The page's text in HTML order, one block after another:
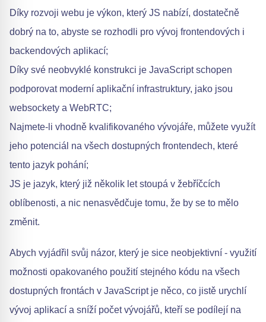
Díky rozvoji webu je výkon, který JS nabízí, dostatečně
dobrý na to, abyste se rozhodli pro vývoj frontendových i
backendových aplikací;
Díky své neobvyklé konstrukci je JavaScript schopen
podporovat moderní aplikační infrastruktury, jako jsou
websockety a WebRTC;
Najmete-li vhodně kvalifikovaného vývojáře, můžete využít
jeho potenciál na všech dostupných frontendech, které
tento jazyk pohání;
JS je jazyk, který již několik let stoupá v žebříčcích
oblíbenosti, a nic nenasvědčuje tomu, že by se to mělo
změnit.
Abych vyjádřil svůj názor, který je sice neobjektivní - využití
možnosti opakovaného použití stejného kódu na všech
dostupných frontách v JavaScript je něco, co jistě urychlí
vývoj aplikací a sníží počet vývojářů, kteří se podílejí na